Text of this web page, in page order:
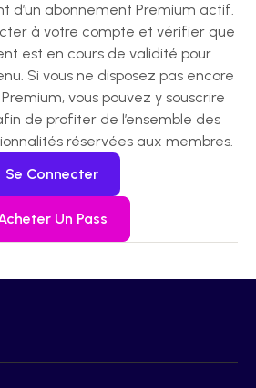
d’un abonnement Premium actif.
à votre compte et vérifier que
est en cours de validité pour
Si vous ne disposez pas encore
vous pouvez y souscrire
de profiter de l’ensemble des
réservées aux membres.
Se Connecter
Un Pass